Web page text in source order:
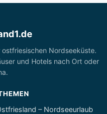
Nordseeküste.
und Hotels nach Ort oder
– Nordseeurlaub